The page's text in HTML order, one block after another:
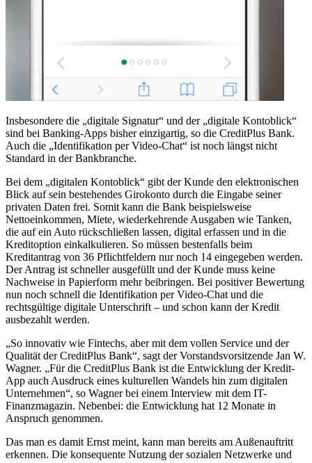
Insbesondere die „digitale Signatur“ und der „digitale Kontoblick“
sind bei Banking-Apps bisher einzigartig, so die CreditPlus Bank.
Auch die „Identifikation per Video-Chat“ ist noch längst nicht
Standard in der Bankbranche.
Bei dem „digitalen Kontoblick“ gibt der Kunde den elektronischen
Blick auf sein bestehendes Girokonto durch die Eingabe seiner
privaten Daten frei. Somit kann die Bank beispielsweise
Nettoeinkommen, Miete, wiederkehrende Ausgaben wie Tanken,
die auf ein Auto rückschließen lassen, digital erfassen und in die
Kreditoption einkalkulieren. So müssen bestenfalls beim
Kreditantrag von 36 Pflichtfeldern nur noch 14 eingegeben werden.
Der Antrag ist schneller ausgefüllt und der Kunde muss keine
Nachweise in Papierform mehr beibringen. Bei positiver Bewertung
nun noch schnell die Identifikation per Video-Chat und die
rechtsgültige digitale Unterschrift – und schon kann der Kredit
ausbezahlt werden.
„So innovativ wie Fintechs, aber mit dem vollen Service und der
Qualität der CreditPlus Bank“, sagt der Vorstandsvorsitzende Jan W.
Wagner. „Für die CreditPlus Bank ist die Entwicklung der Kredit-
App auch Ausdruck eines kulturellen Wandels hin zum digitalen
Unternehmen“, so Wagner bei einem Interview mit dem IT-
Finanzmagazin. Nebenbei: die Entwicklung hat 12 Monate in
Anspruch genommen.
Das man es damit Ernst meint, kann man bereits am Außenauftritt
erkennen. Die konsequente Nutzung der sozialen Netzwerke und